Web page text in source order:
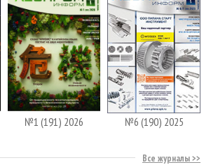
№1 (191) 2026 №6 (190) 2025
Все журналы